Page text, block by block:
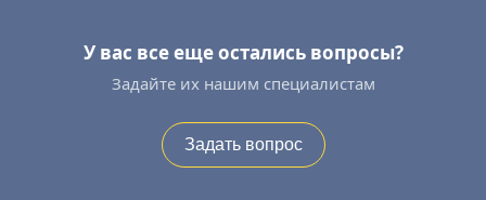
У вас все еще остались вопросы?
Задайте их нашим специалистам
Задать вопрос